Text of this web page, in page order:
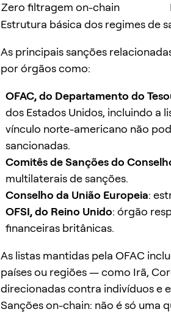
Zero filtragem on-chain
Estrutura básica dos regimes de
As principais sanções
por órgãos como:
OFAC, do Departamento do
dos Estados Unidos, incluindo a
vínculo norte-americano não
sancionadas.
Comitês de Sanções do
multilaterais de sanções.
Conselho da União Europeia:
OFSI, do Reino Unido: órgão
financeiras britânicas.
As listas mantidas pela OFAC
países ou regiões — como Irã,
direcionadas contra indivíduos e
Sanções on-chain: não é só uma